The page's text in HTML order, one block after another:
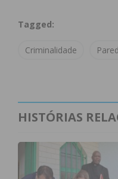
Assine nossa
Tagged:
Criminalidade
HISTÓRIAS